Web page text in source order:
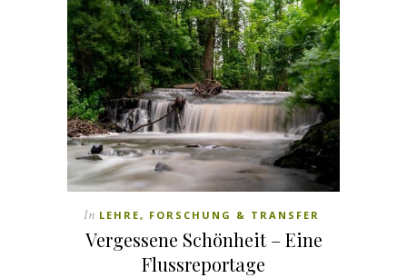
In LEHRE, FORSCHUNG & TRANSFER
Vergessene Schönheit – Eine
Flussreportage